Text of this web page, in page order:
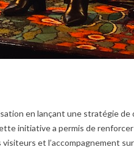
en lançant une stratégie
initiative a permis de
et l’accompagnement